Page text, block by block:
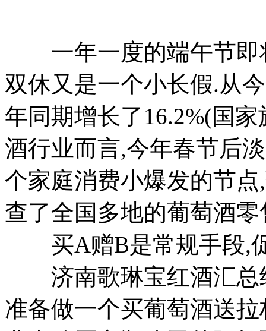
一年一度的端午节即
双休又是一个小长假.从
年同期增长了16.2%(国
酒行业而言,今年春节后
个家庭消费小爆发的节
查了全国多地的葡萄酒零
买A赠B是常规手段,
济南歌琳宝红酒汇总
准备做一个买葡萄酒送